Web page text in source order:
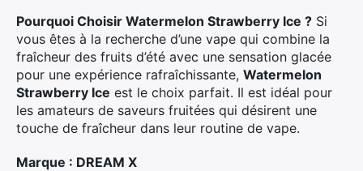
Pourquoi Choisir Watermelon Strawberry Ice ? Si
vous êtes à la recherche d’une vape qui combine la
fraîcheur des fruits d’été avec une sensation glacée
pour une expérience rafraîchissante, Watermelon
Strawberry Ice est le choix parfait. Il est idéal pour
les amateurs de saveurs fruitées qui désirent une
touche de fraîcheur dans leur routine de vape.
Marque : DREAM X